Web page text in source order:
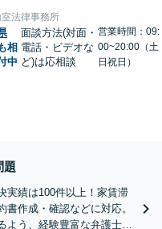
法律事務所
相
中
面談方法(対面・
電話・ビデオな
ど)は応相談
営業時間：09:
00~20:00（土
日祝日）
題
実績は100件以上！家賃滞
作成・確認などに対応。
よう、経験豊富な弁護士が